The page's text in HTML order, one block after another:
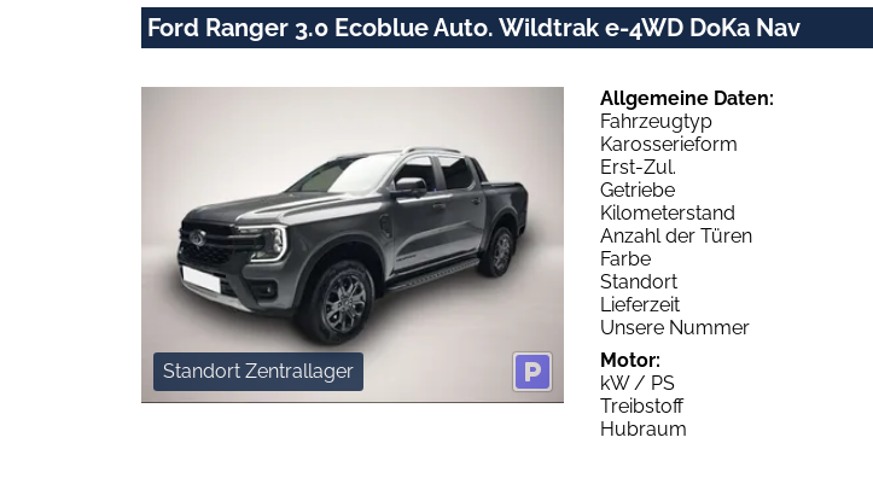
Ford Ranger 3.0 Ecoblue Auto. Wildtrak e-4WD DoKa Nav
Standort Zentrallager
Allgemeine Daten:
Fahrzeugtyp
Karosserieform
Erst-Zul.
Getriebe
Kilometerstand
Anzahl der Türen
Farbe
Standort
Lieferzeit
Unsere Nummer
Motor:
kW / PS
Treibstoff
Hubraum